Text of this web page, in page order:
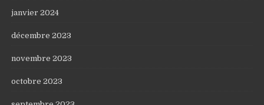
janvier 2024
décembre 2023
novembre 2023
octobre 2023